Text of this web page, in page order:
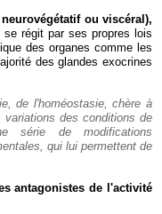
ou viscéral),
régit par ses propres lois
des organes comme les
des glandes exocrines
de l'homéostasie, chère à
variations des conditions de
série de modifications
qui lui permettent de
antagonistes de l'activité